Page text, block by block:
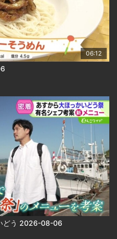
06:12
どう 2026-08-06